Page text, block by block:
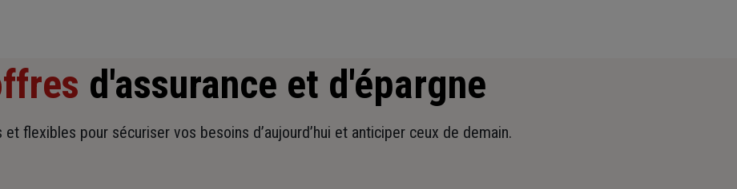
d'assurance et d'épargne
flexibles pour sécuriser vos besoins d’aujourd’hui et anticiper ceux de demain.